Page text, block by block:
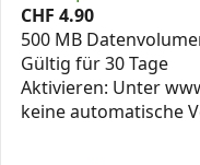
CHF 4.90
500 MB
Gültig für 30 Tage
Aktivieren: Unter
keine automatische